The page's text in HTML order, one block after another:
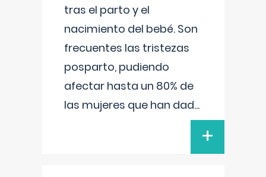
tras el parto y el
nacimiento del bebé. Son
frecuentes las tristezas
posparto, pudiendo
afectar hasta un 80% de
las mujeres que han dad...
+